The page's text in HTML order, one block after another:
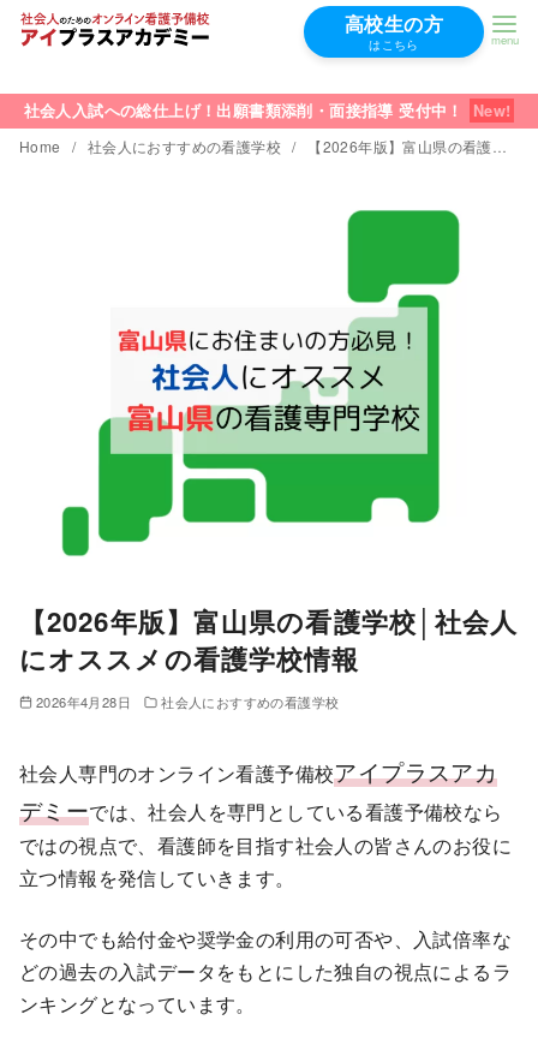
高校生の方
はこちら
社会人入試への総仕上げ！出願書類添削・面接指導 受付中！
Home 社会人におすすめの看護学校 【2026年版】富山県の看護学校│社会人にオススメの看護学校情報
【2026年版】富山県の看護学校│社会人
にオススメの看護学校情報
2026年4月28日 社会人におすすめの看護学校
社会人専門のオンライン看護予備校アイプラスアカ
デミーでは、社会人を専門としている看護予備校なら
ではの視点で、看護師を目指す社会人の皆さんのお役に
立つ情報を発信していきます。
その中でも給付金や奨学金の利用の可否や、入試倍率な
どの過去の入試データをもとにした独自の視点によるラ
ンキングとなっています。